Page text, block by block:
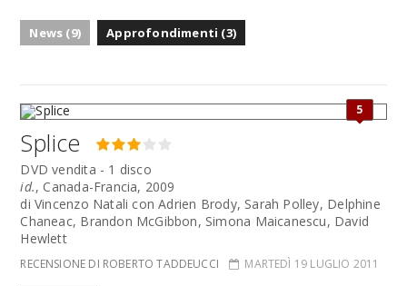
News (9) Approfondimenti (3)
5
Splice
DVD vendita - 1 disco
id., Canada-Francia, 2009
di Vincenzo Natali con Adrien Brody, Sarah Polley, Delphine
Chaneac, Brandon McGibbon, Simona Maicanescu, David
Hewlett
RECENSIONE DI ROBERTO TADDEUCCI MARTEDÌ 19 LUGLIO 2011